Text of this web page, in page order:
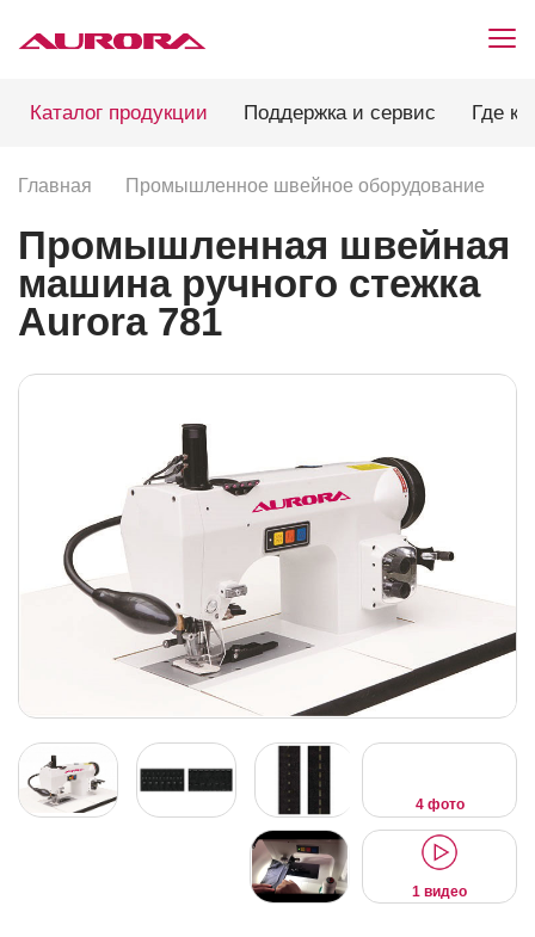
Каталог продукции Поддержка и сервис Где
Главная Промышленное швейное оборудование
Промышленная швейная
машина ручного стежка
Aurora 781
4 фото
1 видео